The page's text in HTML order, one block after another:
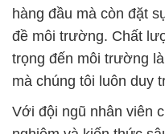
Với đội ngũ nhân viên
nghiệm và kiến thức
chúng tôi cam kết cung
chất lượng cao, đáp
cầu của khách hàng.
hôm nay để biết thêm